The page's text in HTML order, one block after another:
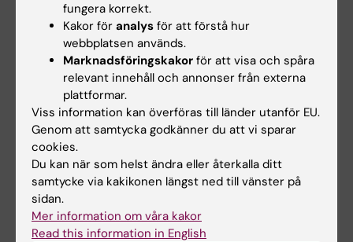
Parvin Olofsson
Adjunkt
Telefon:
+46852483501
E-post:
parvin.tavakol.olofsson@ki.se
Hade du nytta av informationen på denna sida?
Yes
fungera korrekt.
Kakor för analys för att förstå hur
webbplatsen används.
Marknadsföringskakor för att visa och spåra
relevant innehåll och annonser från externa
plattformar.
Viss information kan överföras till länder utanför EU.
Genom att samtycka godkänner du att vi sparar
cookies.
Du kan när som helst ändra eller återkalla ditt
samtycke via kakikonen längst ned till vänster på
sidan.
Mer information om våra kakor
Read this information in English